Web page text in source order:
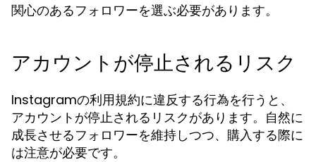
関心のあるフォロワーを選ぶ必要があります。
アカウントが停止されるリスク
Instagramの利用規約に違反する行為を行うと、
アカウントが停止されるリスクがあります。自然に
成長させるフォロワーを維持しつつ、購入する際に
は注意が必要です。